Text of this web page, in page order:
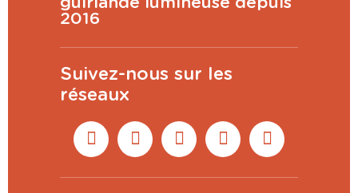
2016
Suivez-nous sur les
réseaux